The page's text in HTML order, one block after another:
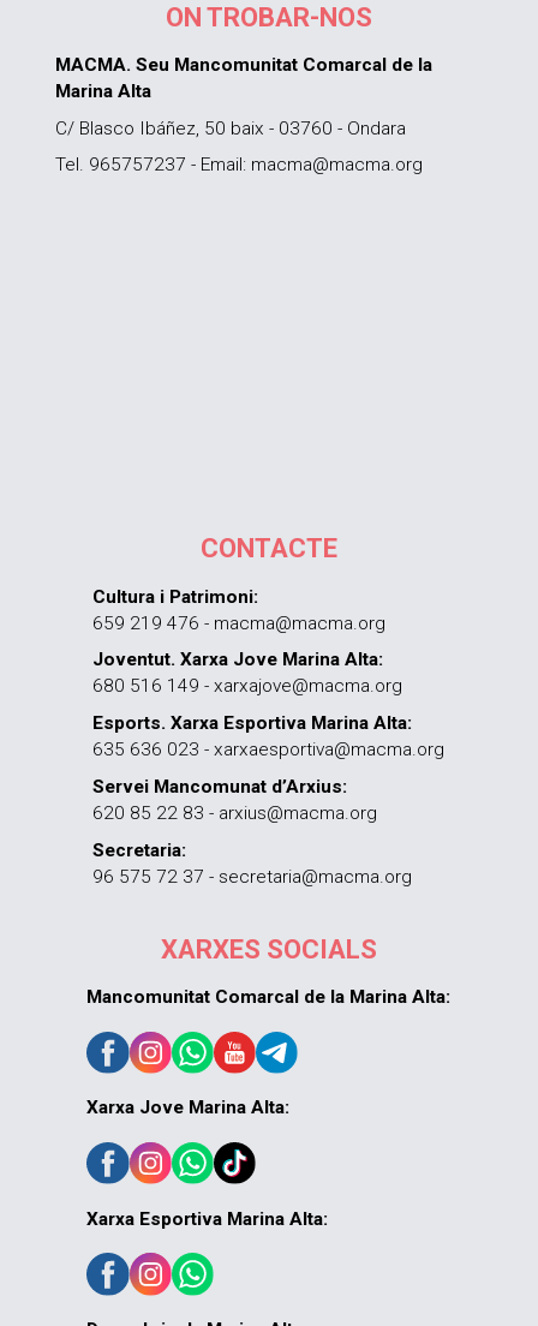
ON TROBAR-NOS
MACMA. Seu Mancomunitat Comarcal de la
Marina Alta
C/ Blasco Ibáñez, 50 baix - 03760 - Ondara
Tel. 965757237 - Email: macma@macma.org
CONTACTE
Cultura i Patrimoni:
659 219 476 - macma@macma.org
Joventut. Xarxa Jove Marina Alta:
680 516 149 - xarxajove@macma.org
Esports. Xarxa Esportiva Marina Alta:
635 636 023 - xarxaesportiva@macma.org
Servei Mancomunat d’Arxius:
620 85 22 83 - arxius@macma.org
Secretaria:
96 575 72 37 - secretaria@macma.org
XARXES SOCIALS
Mancomunitat Comarcal de la Marina Alta:
Xarxa Jove Marina Alta:
Xarxa Esportiva Marina Alta: